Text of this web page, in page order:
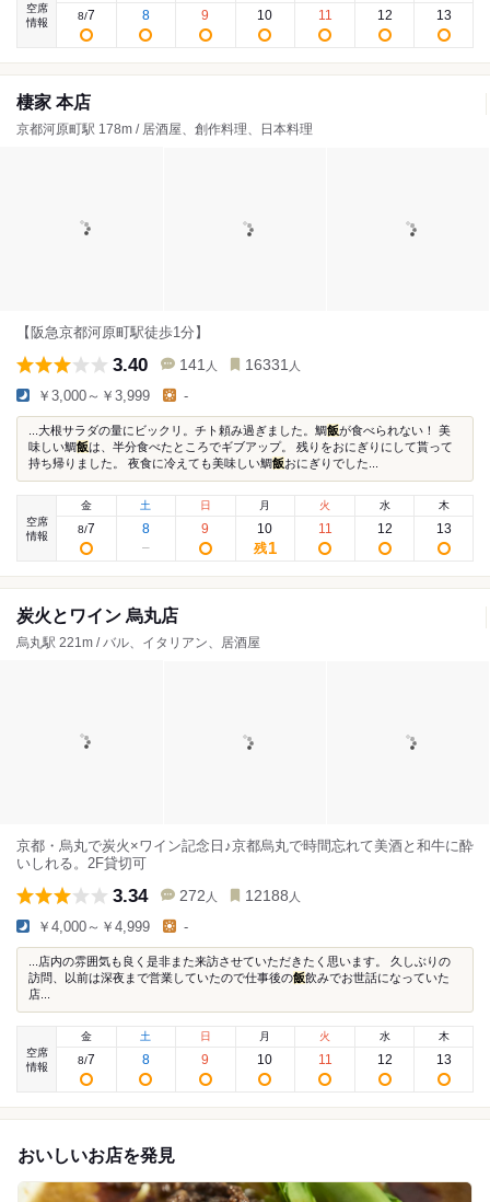
空席
情報
8/7 8 9 10 11 12 13
棲家 本店
京都河原町駅 178m / 居酒屋、創作料理、日本料理
【阪急京都河原町駅徒歩1分】
3.40 141 人 16331 人
￥3,000～￥3,999 -
...大根サラダの量にビックリ。チト頼み過ぎました。鯛飯が食べられない！ 美
味しい鯛飯は、半分食べたところでギブアップ。 残りをおにぎりにして貰って
持ち帰りました。 夜食に冷えても美味しい鯛飯おにぎりでした...
空席
情報
金
8/7
土
8
日
9
月
10
残1
火
11
水
12
木
13
炭火とワイン 烏丸店
烏丸駅 221m / バル、イタリアン、居酒屋
京都・烏丸で炭火×ワイン記念日♪京都烏丸で時間忘れて美酒と和牛に酔
いしれる。2F貸切可
3.34 272 人 12188 人
￥4,000～￥4,999 -
...店内の雰囲気も良く是非また来訪させていただきたく思います。 久しぶりの
訪問、以前は深夜まで営業していたので仕事後の飯飲みでお世話になっていた
店...
空席
情報
金
8/7
土
8
日
9
月
10
火
11
水
12
木
13
おいしいお店を発見